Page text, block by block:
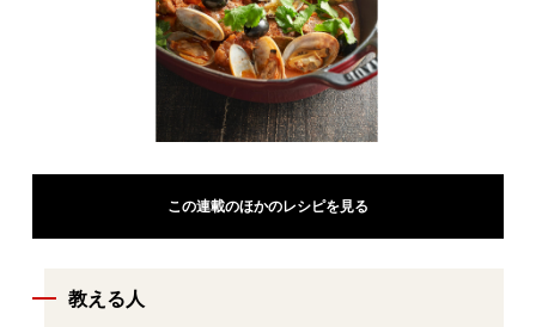
この連載のほかのレシピを見る
教える人